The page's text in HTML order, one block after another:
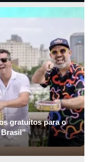
gratuitos para o